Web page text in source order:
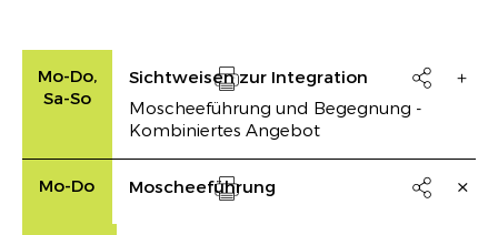
Mo-Do,
Sa-So
Sichtweisen zur Integration
Drucken

Moscheeführung und Begegnung -
Kombiniertes Angebot
Mo-Do Moscheeführung 